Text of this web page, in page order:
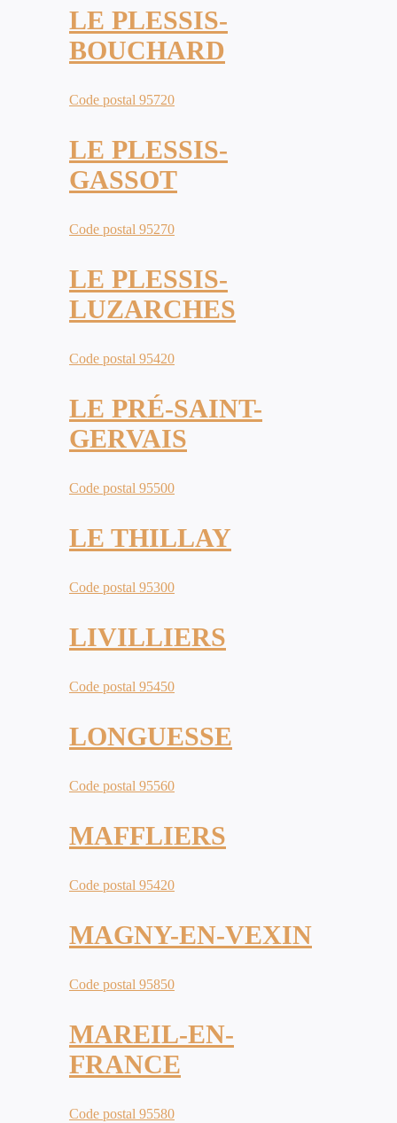
LE PLESSIS-
BOUCHARD
Code postal 95720
LE PLESSIS-
GASSOT
Code postal 95270
LE PLESSIS-
LUZARCHES
Code postal 95420
LE PRÉ-SAINT-
GERVAIS
Code postal 95500
LE THILLAY
Code postal 95300
LIVILLIERS
Code postal 95450
LONGUESSE
Code postal 95560
MAFFLIERS
Code postal 95420
MAGNY-EN-VEXIN
Code postal 95850
MAREIL-EN-
FRANCE
Code postal 95580